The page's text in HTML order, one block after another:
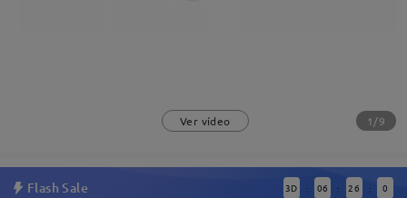
Ver vídeo 1/9
Flash Sale 3D : 06 : 26 : 0